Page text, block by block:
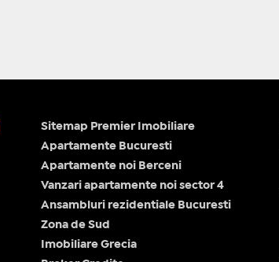
Sitemap Premier Imobiliare
Apartamente Bucuresti
Apartamente noi Berceni
Vanzari apartamente noi sector 4
Ansambluri rezidentiale Bucuresti
Zona de Sud
Imobiliare Grecia